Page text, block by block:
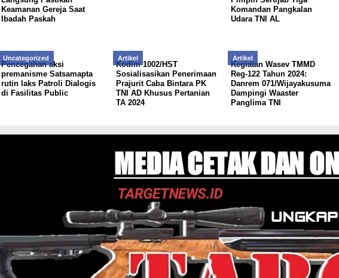
Keamanan Gereja Saat
Ibadah Paskah
Komandan Pangkalan
Udara TNl AL
Uncategorized
Pencegahan aksi
premanisme Satsamapta
rutin laks Patroli Dialogis
di Fasilitas Public
Artikel
Kodim 1002/HST
Sosialisasikan Penerimaan
Prajurit Caba Bintara PK
TNI AD Khusus Pertanian
TA 2024
Artikel
Kegiatan Wasev TMMD
Reg-122 Tahun 2024:
Danrem 071/Wijayakusuma
Dampingi Waaster
Panglima TNI